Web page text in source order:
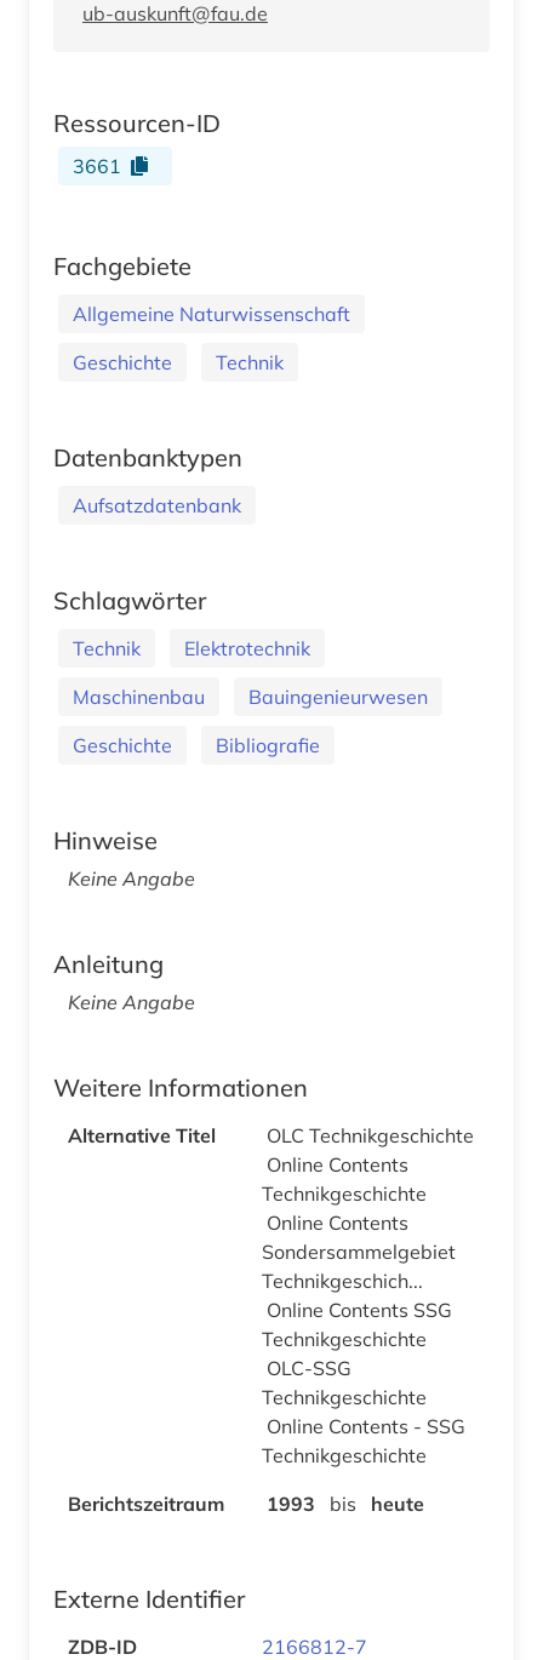
ub-auskunft@fau.de
Ressourcen-ID
3661
Fachgebiete
Allgemeine Naturwissenschaft
Geschichte
Technik
Datenbanktypen
Aufsatzdatenbank
Schlagwörter
Technik
Elektrotechnik
Maschinenbau
Bauingenieurwesen
Geschichte
Bibliografie
Hinweise
Keine Angabe
Anleitung
Keine Angabe
Weitere Informationen
Alternative Titel
OLC Technikgeschichte
Online Contents
Technikgeschichte
Online Contents
Sondersammelgebiet
Technikgeschich...
Online Contents SSG
Technikgeschichte
OLC-SSG
Technikgeschichte
Online Contents - SSG
Technikgeschichte
Berichtszeitraum
1993 bis heute
Externe Identifier
ZDB-ID 2166812-7